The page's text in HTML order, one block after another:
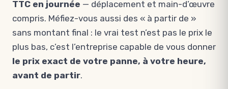
TTC en journée — déplacement et main-d’œuvre
compris. Méfiez-vous aussi des « à partir de »
sans montant final : le vrai test n’est pas le prix le
plus bas, c’est l’entreprise capable de vous donner
le prix exact de votre panne, à votre heure,
avant de partir.